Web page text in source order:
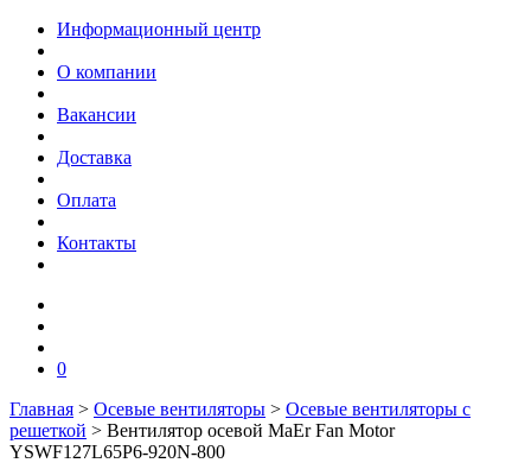
Информационный центр
О компании
Вакансии
Доставка
Оплата
Контакты
0
Главная > Осевые вентиляторы > Осевые вентиляторы с
решеткой > Вентилятор осевой MaEr Fan Motor
YSWF127L65P6-920N-800